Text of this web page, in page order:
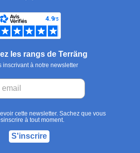
les rangs de Terräng
inscrivant à notre newsletter
cette newsletter. Sachez que vous
à tout moment.
S'inscrire